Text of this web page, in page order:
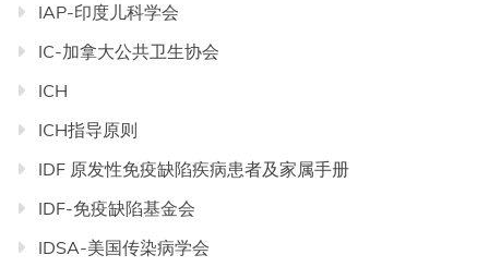
IAP-印度儿科学会
IC-加拿大公共卫生协会
ICH
ICH指导原则
IDF 原发性免疫缺陷疾病患者及家属手册
IDF-免疫缺陷基金会
IDSA-美国传染病学会